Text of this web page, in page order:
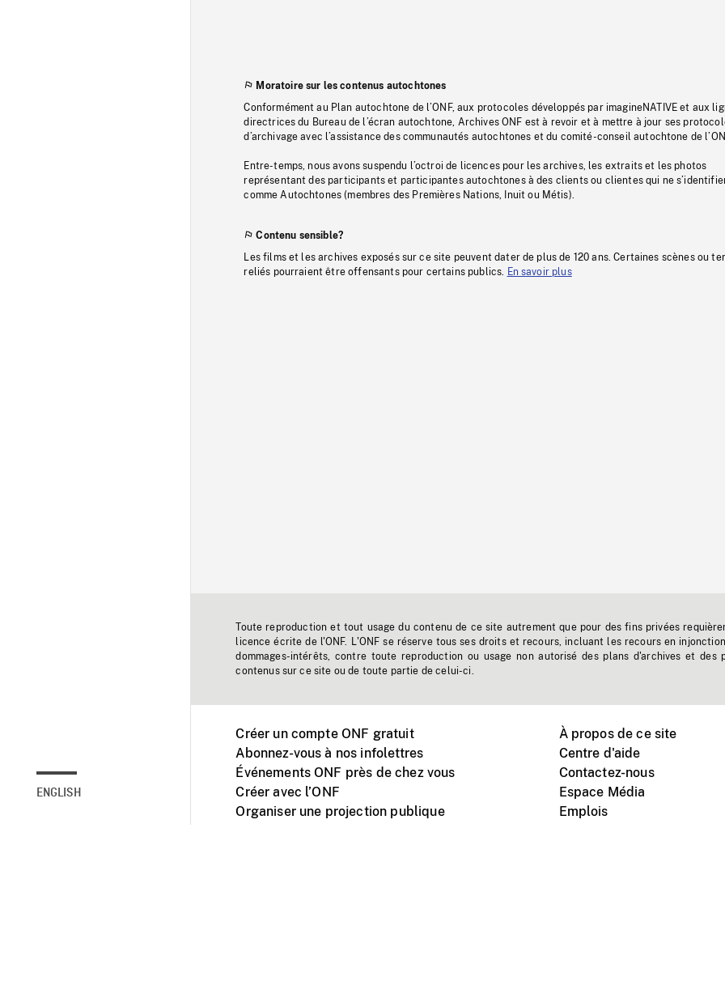
ENGLISH
Moratoire sur les contenus autochtones
Conformément au Plan autochtone de l’ONF, aux protocoles développés par imagineNATIVE et aux
directrices du Bureau de l’écran autochtone, Archives ONF est à revoir et à mettre à jour ses
d’archivage avec l’assistance des communautés autochtones et du comité-conseil autochtone de
Entre-temps, nous avons suspendu l’octroi de licences pour les archives, les extraits et les photos
représentant des participants et participantes autochtones à des clients ou clientes qui ne
comme Autochtones (membres des Premières Nations, Inuit ou Métis).
Contenu sensible?
Les films et les archives exposés sur ce site peuvent dater de plus de 120 ans. Certaines scènes ou
reliés pourraient être offensants pour certains publics. En savoir plus
Toute reproduction et tout usage du contenu de ce site autrement que pour des fins privées
licence écrite de l'ONF. L'ONF se réserve tous ses droits et recours, incluant les recours en
dommages-intérêts, contre toute reproduction ou usage non autorisé des plans d'archives et des
contenus sur ce site ou de toute partie de celui-ci.
Créer un compte ONF gratuit
Abonnez-vous à nos infolettres
Événements ONF près de chez vous
Créer avec l’ONF
Organiser une projection publique
À propos de ce site
Centre d'aide
Contactez-nous
Espace Média
Emplois